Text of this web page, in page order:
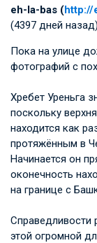
eh-la-bas (http://
(4397 дней назад)
Пока на улице
фотографий с
Хребет Уреньга
поскольку
находится как
протяжённым в
Начинается он
оконечность
на границе с
Справедливости
этой огромной